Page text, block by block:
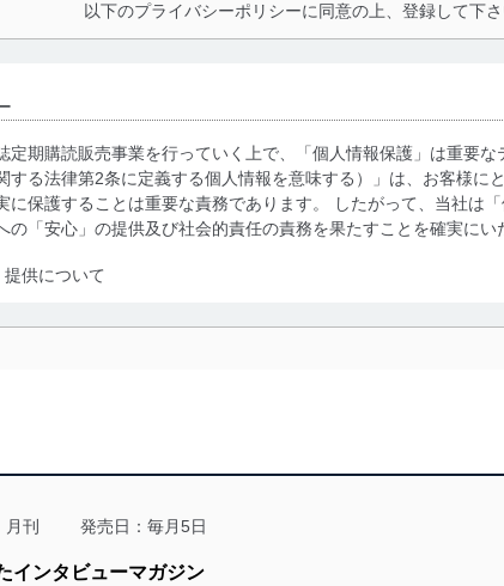
以下のプライバシーポリシーに同意の上、登録して下さ
定期購読販売事業を行っていく上で、「個人情報保護」は重要
する法律第2条に定義する個人情報を意味する）」は、お客様に
に保護することは重要な責務であります。 したがって、当社は
の「安心」の提供及び社会的責任の責務を果たすことを確実にい
供について
・利用・提供に際して、その利用目的を明確にし、本人の同意
適合させます。
刊 発売日：毎月5日
インタビューマガジン